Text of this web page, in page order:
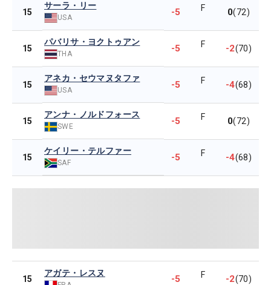
15
サーラ・リー
USA -5 F 0(72)
15
パバリサ・ヨクトゥアン
THA -5 F -2(70)
15
アネカ・セウマヌタファ
USA -5 F -4(68)
15
アンナ・ノルドフォース
SWE -5 F 0(72)
15
ケイリー・テルファー
SAF -5 F -4(68)
15
アガテ・レスヌ
-5 F -2(70)